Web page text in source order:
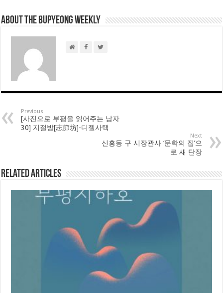
About THE BUPYEONG WEEKLY
Previous
[사진으로 부평을 읽어주는 남자
30] 지절방[志節坊]-디젤사택
Next
신흥동 구 시장관사 ‘문학의 집’으
로 새 단장
Related Articles